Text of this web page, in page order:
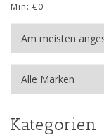
Min: €0
Kategorien